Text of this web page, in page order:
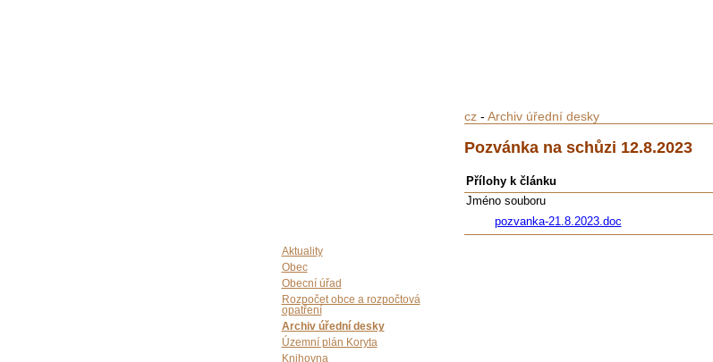
Aktuality
Obec
Obecní úřad
Rozpočet obce a rozpočtová
opatření
Archiv úřední desky
Územní plán Koryta
Knihovna
cz- Archiv úřední desky
Pozvánka na schůzi 12.8.2023
Přílohy k článku
Jméno souboru
pozvanka-21.8.2023.doc